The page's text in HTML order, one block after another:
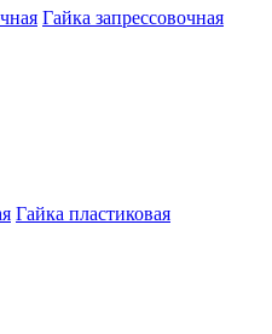
Гайка запрессовочная
Гайка пластиковая